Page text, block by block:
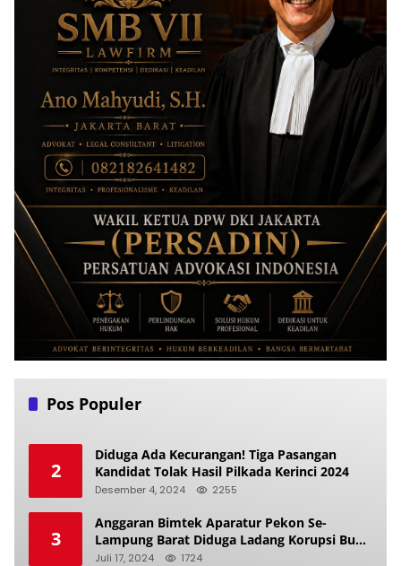
Pos Populer
2
Diduga Ada Kecurangan! Tiga Pasangan
Kandidat Tolak Hasil Pilkada Kerinci 2024
Desember 4, 2024 2255
3
Anggaran Bimtek Aparatur Pekon Se-
Lampung Barat Diduga Ladang Korupsi Buat
Makan Anak Istri
Juli 17, 2024 1724